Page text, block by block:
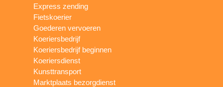
Express zending
Fietskoerier
Goederen vervoeren
Koeriersbedrijf
Koeriersbedrijf beginnen
Koeriersdienst
Kunsttransport
Marktplaats bezorgdienst